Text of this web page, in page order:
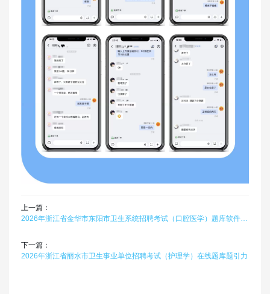
上一篇：
2026年浙江省金华市东阳市卫生系统招聘考试（口腔医学）题库软件题引力
下一篇：
2026年浙江省丽水市卫生事业单位招聘考试（护理学）在线题库题引力